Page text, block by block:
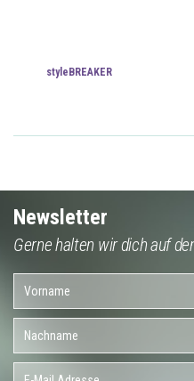
styleBREAKER
Newsletter
Gerne halten wir dich auf